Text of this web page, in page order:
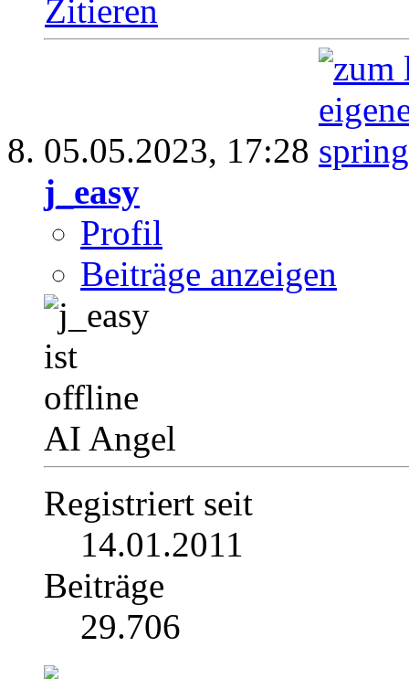
Zitieren
05.05.2023, 17:28
j_easy
Profil
Beiträge anzeigen
AI Angel
Registriert seit
14.01.2011
Beiträge
29.706